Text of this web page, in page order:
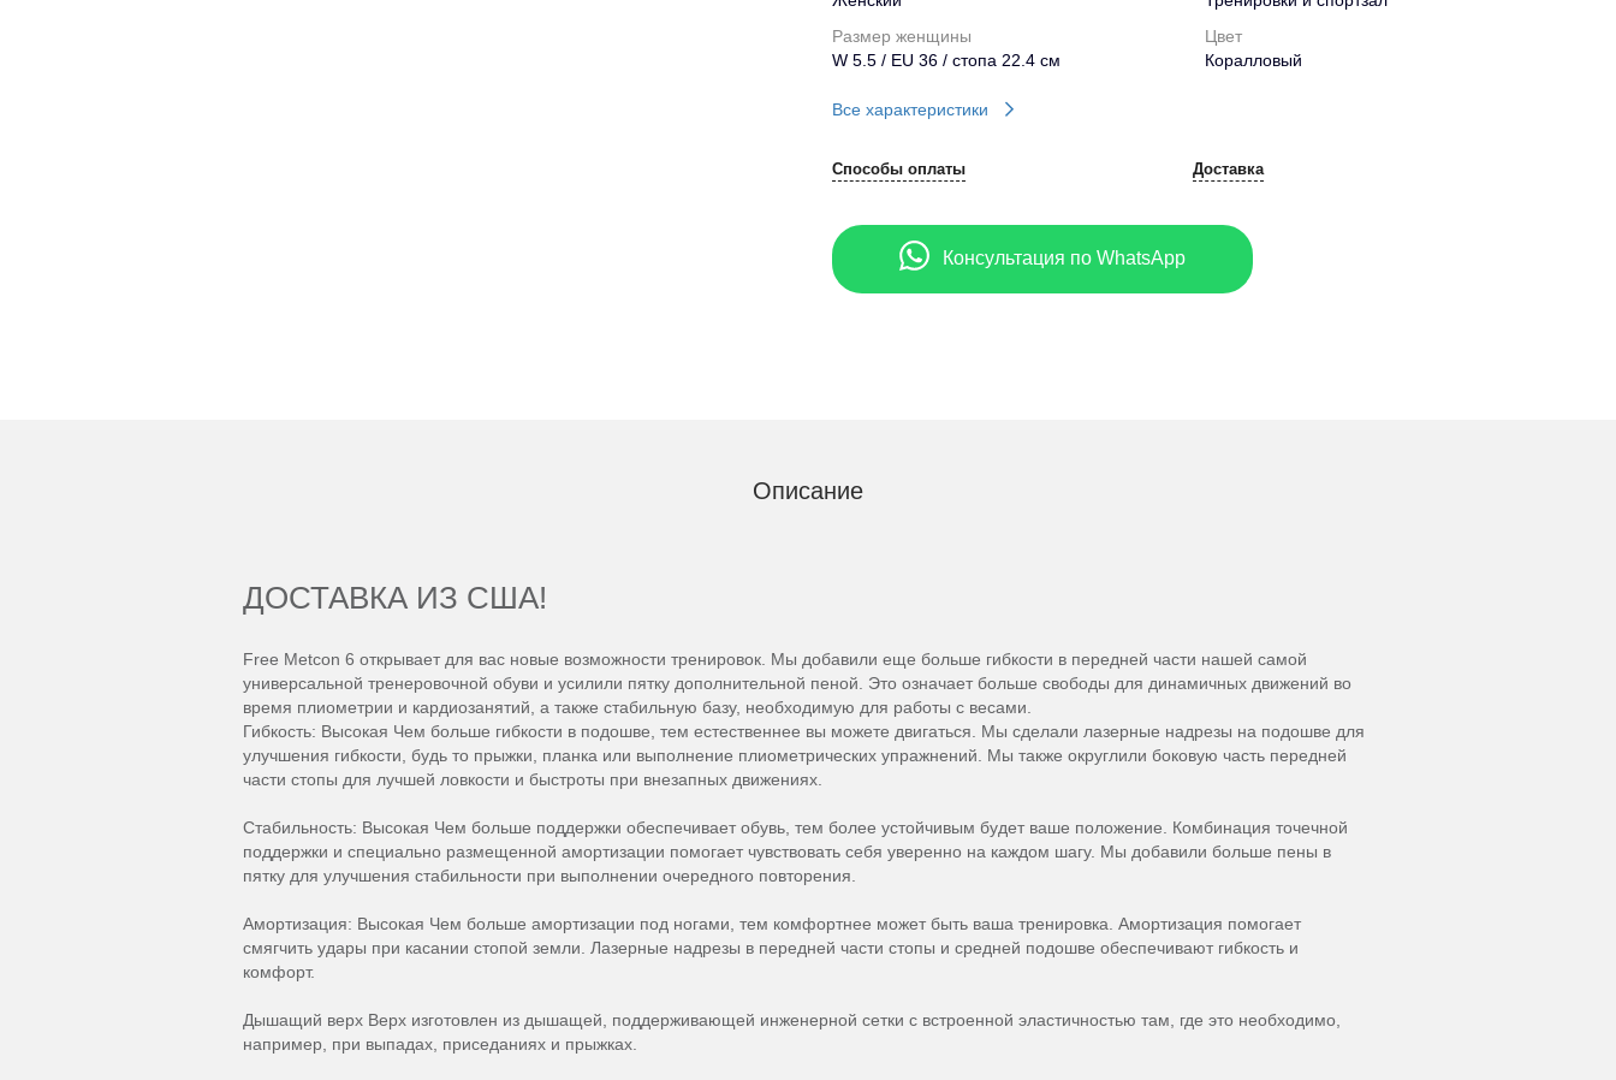
Размер женщины
W 5.5 / EU 36 / стопа 22.4 см
Цвет
Коралловый
Все характеристики
Способы оплаты Доставка
Консультация по WhatsApp
Описание
ДОСТАВКА ИЗ США!
Free Metcon 6 открывает для вас новые возможности тренировок. Мы добавили еще больше гибкости в передней части нашей самой
универсальной тренеровочной обуви и усилили пятку дополнительной пеной. Это означает больше свободы для динамичных движений во
время плиометрии и кардиозанятий, а также стабильную базу, необходимую для работы с весами.
Гибкость: Высокая Чем больше гибкости в подошве, тем естественнее вы можете двигаться. Мы сделали лазерные надрезы на подошве для
улучшения гибкости, будь то прыжки, планка или выполнение плиометрических упражнений. Мы также округлили боковую часть передней
части стопы для лучшей ловкости и быстроты при внезапных движениях.
Стабильность: Высокая Чем больше поддержки обеспечивает обувь, тем более устойчивым будет ваше положение. Комбинация точечной
поддержки и специально размещенной амортизации помогает чувствовать себя уверенно на каждом шагу. Мы добавили больше пены в
пятку для улучшения стабильности при выполнении очередного повторения.
Амортизация: Высокая Чем больше амортизации под ногами, тем комфортнее может быть ваша тренировка. Амортизация помогает
смягчить удары при касании стопой земли. Лазерные надрезы в передней части стопы и средней подошве обеспечивают гибкость и
комфорт.
Дышащий верх Верх изготовлен из дышащей, поддерживающей инженерной сетки с встроенной эластичностью там, где это необходимо,
например, при выпадах, приседаниях и прыжках.